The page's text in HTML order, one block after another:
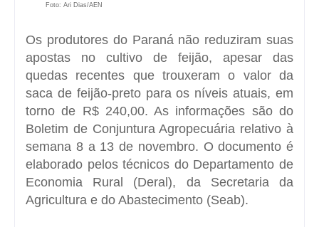
Foto: Ari Dias/AEN
Os produtores do Paraná não reduziram suas
apostas no cultivo de feijão, apesar das
quedas recentes que trouxeram o valor da
saca de feijão-preto para os níveis atuais, em
torno de R$ 240,00. As informações são do
Boletim de Conjuntura Agropecuária relativo à
semana 8 a 13 de novembro. O documento é
elaborado pelos técnicos do Departamento de
Economia Rural (Deral), da Secretaria da
Agricultura e do Abastecimento (Seab).